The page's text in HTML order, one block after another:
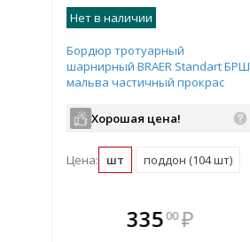
Нет в наличии
Бордюр тротуарный
шарнирный BRAER Standart БРШ
мальва частичный прокрас
Хорошая цена!
Цена: шт поддон (104 шт)
33500 ₽
В комплекте
всегда выгоднее!